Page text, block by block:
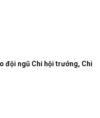
đội ngũ Chi hội trưởng, Chi